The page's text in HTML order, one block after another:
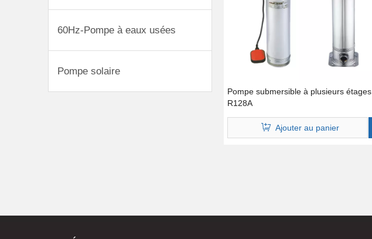
60Hz-Pompe à eaux usées
Pompe solaire
Pompe submersible à plusieurs étages
R128A
Ajouter au panier